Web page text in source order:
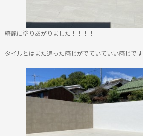
綺麗に塗りあがりました！！！！
タイルとはまた違った感じがでていていい感じです